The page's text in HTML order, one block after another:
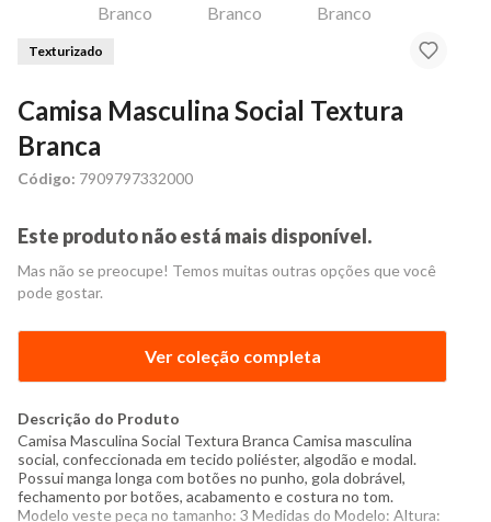
Texturizado
Camisa Masculina Social Textura
Branca
Código: 7909797332000
Este produto não está mais disponível.
Mas não se preocupe! Temos muitas outras opções que você
pode gostar.
Ver coleção completa
Descrição do Produto
Camisa Masculina Social Textura Branca Camisa masculina
social, confeccionada em tecido poliéster, algodão e modal.
Possui manga longa com botões no punho, gola dobrável,
fechamento por botões, acabamento e costura no tom.
Modelo veste peça no tamanho: 3 Medidas do Modelo: Altura: